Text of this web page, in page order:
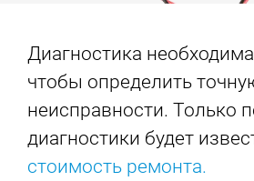
Диагностика
чтобы определить
неисправности. Только
диагностики будет
стоимость ремонта.